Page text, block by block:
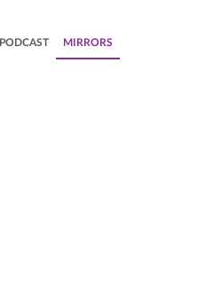
PODCAST MIRRORS